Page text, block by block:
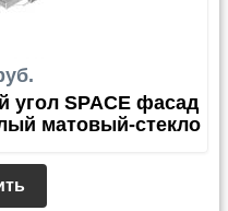
угол SPACE фасад
матовый-стекло